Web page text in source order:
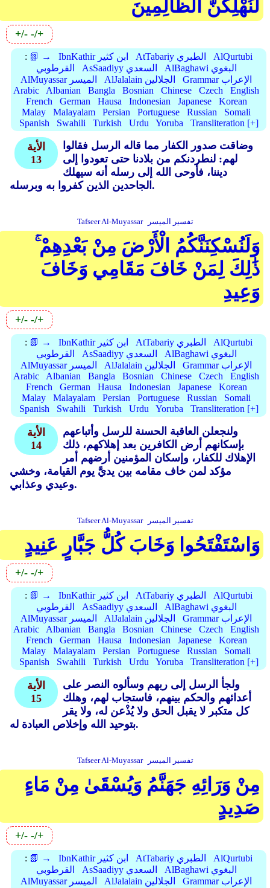
لَنُهْلِكَنَّ الظَّالِمِينَ
+/- -/+
: 📗 → IbnKathir ابن كثير AtTabariy الطبري
AlQurtubi
القرطوبي
AsSaadiyy السعدي
AlBaghawi البغوي
AlMuyassar الميسر
AlJalalain الجلالين
Grammar الإعراب
Arabic
Albanian Bangla Bosnian Chinese Czech
English
French
German Hausa Indonesian Japanese
Korean
Malay
Malayalam Persian Portuguese Russian
Somali
Spanish
Swahili Turkish Urdu Yoruba Transliteration [+]
الأية
13
وضاقت صدور الكفار مما قاله الرسل فقالوا
لهم: لنطردنكم من بلادنا حتى تعودوا إلى
ديننا، فأوحى الله إلى رسله أنه سيهلك
الجاحدين الذين كفروا به وبرسله.
Tafseer Al-Muyassar تفسير الميسر
وَلَنُسْكِنَنَّكُمُ الْأَرْضَ مِنْ بَعْدِهِمْ ۚ
ذَٰلِكَ لِمَنْ خَافَ مَقَامِي وَخَافَ
وَعِيدِ
+/- -/+
: 📗 → IbnKathir ابن كثير AtTabariy الطبري
AlQurtubi
القرطوبي
AsSaadiyy السعدي
AlBaghawi البغوي
AlMuyassar الميسر
AlJalalain الجلالين
Grammar الإعراب
Arabic
Albanian Bangla Bosnian Chinese Czech
English
French
German Hausa Indonesian Japanese
Korean
Malay
Malayalam Persian Portuguese Russian
Somali
Spanish
Swahili Turkish Urdu Yoruba Transliteration [+]
الأية
14
ولنجعلن العاقبة الحسنة للرسل وأتباعهم
بإسكانهم أرض الكافرين بعد إهلاكهم، ذلك
الإهلاك للكفار، وإسكان المؤمنين أرضهم أمر
مؤكد لمن خاف مقامه بين يديَّ يوم القيامة، وخشي
وعيدي وعذابي.
Tafseer Al-Muyassar تفسير الميسر
وَاسْتَفْتَحُوا وَخَابَ كُلُّ جَبَّارٍ عَنِيدٍ
+/- -/+
: 📗 → IbnKathir ابن كثير AtTabariy الطبري
AlQurtubi
القرطوبي
AsSaadiyy السعدي
AlBaghawi البغوي
AlMuyassar الميسر
AlJalalain الجلالين
Grammar الإعراب
Arabic
Albanian Bangla Bosnian Chinese Czech
English
French
German Hausa Indonesian Japanese
Korean
Malay
Malayalam Persian Portuguese Russian
Somali
Spanish
Swahili Turkish Urdu Yoruba Transliteration [+]
الأية
15
ولجأ الرسل إلى ربهم وسألوه النصر على
أعدائهم والحكم بينهم، فاستجاب لهم، وهلك
كل متكبر لا يقبل الحق ولا يُذْعن له، ولا يقر
بتوحيد الله وإخلاص العبادة له.
Tafseer Al-Muyassar تفسير الميسر
مِنْ وَرَائِهِ جَهَنَّمُ وَيُسْقَىٰ مِنْ مَاءٍ
صَدِيدٍ
+/- -/+
: 📗 → IbnKathir ابن كثير AtTabariy الطبري
AlQurtubi
القرطوبي
AsSaadiyy السعدي
AlBaghawi البغوي
AlMuyassar الميسر
AlJalalain الجلالين
Grammar الإعراب